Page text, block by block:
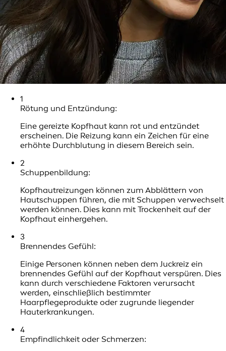
1
Rötung und Entzündung:
Eine gereizte Kopfhaut kann rot und entzündet
erscheinen. Die Reizung kann ein Zeichen für eine
erhöhte Durchblutung in diesem Bereich sein.
2
Schuppenbildung:
Kopfhautreizungen können zum Abblättern von
Hautschuppen führen, die mit Schuppen verwechselt
werden können. Dies kann mit Trockenheit auf der
Kopfhaut einhergehen.
3
Brennendes Gefühl:
Einige Personen können neben dem Juckreiz ein
brennendes Gefühl auf der Kopfhaut verspüren. Dies
kann durch verschiedene Faktoren verursacht
werden, einschließlich bestimmter
Haarpflegeprodukte oder zugrunde liegender
Hauterkrankungen.
4
Empfindlichkeit oder Schmerzen: